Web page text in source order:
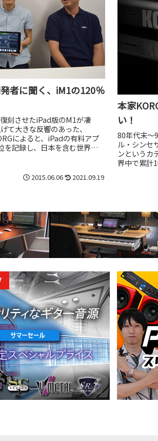
者に聞く、iM1の120％
刻させたiPad版のM1が凄
て大きな反響のあった、
によると、iPadの有料アプ
を記録し、日本を含む世界の
2015.06.06 2021.09.19
本家
い！
80年代末～
ル・シンセ
ンというカ
界中で累計